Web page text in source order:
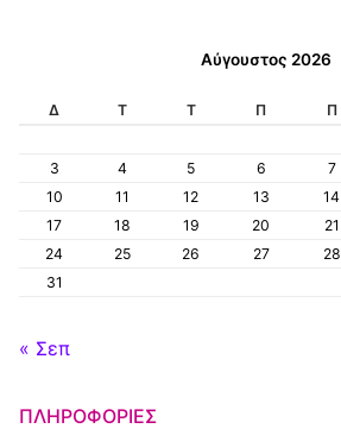
Αύγουστος 2026
Δ Τ Τ Π Π
3
4 5 6 7
10
11 12 13 14
17
18 19 20 21
24
25 26 27 28
31
« Σεπ
ΠΛΗΡΟΦΟΡΊΕΣ